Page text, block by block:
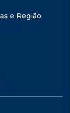
e Região